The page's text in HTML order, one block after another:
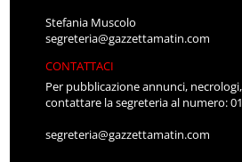
Stefania Muscolo
segreteria@gazzettamatin.com
CONTATTACI
Per pubblicazione annunci,
contattare la segreteria al numero:
segreteria@gazzettamatin.com